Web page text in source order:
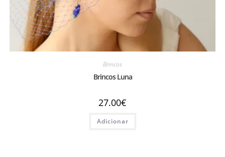
Brincos
Brincos Luna
27.00€
Adicionar